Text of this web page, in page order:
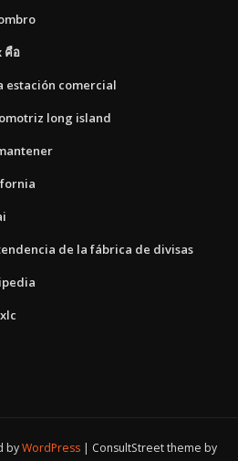
คือ
estación comercial
long island
de la fábrica de divisas
byWordPress
ConsultStreet theme by